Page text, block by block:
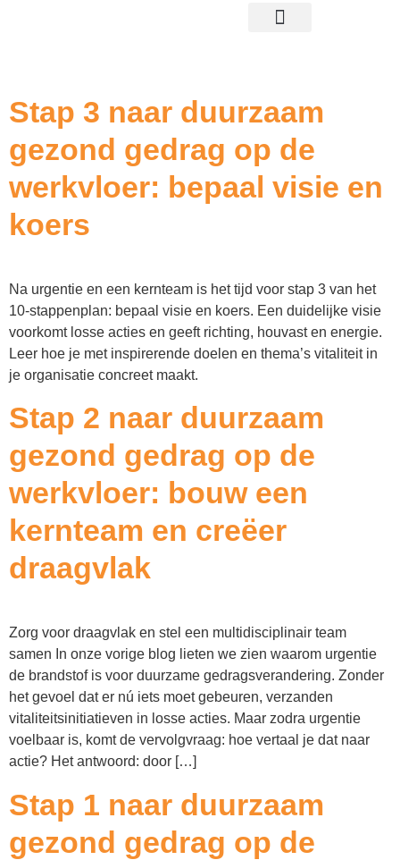
Stap 3 naar duurzaam
gezond gedrag op de
werkvloer: bepaal visie en
koers
Na urgentie en een kernteam is het tijd voor stap 3 van het
10-stappenplan: bepaal visie en koers. Een duidelijke visie
voorkomt losse acties en geeft richting, houvast en energie.
Leer hoe je met inspirerende doelen en thema’s vitaliteit in
je organisatie concreet maakt.
Stap 2 naar duurzaam
gezond gedrag op de
werkvloer: bouw een
kernteam en creëer
draagvlak
Zorg voor draagvlak en stel een multidisciplinair team
samen In onze vorige blog lieten we zien waarom urgentie
de brandstof is voor duurzame gedragsverandering. Zonder
het gevoel dat er nú iets moet gebeuren, verzanden
vitaliteitsinitiatieven in losse acties. Maar zodra urgentie
voelbaar is, komt de vervolgvraag: hoe vertaal je dat naar
actie? Het antwoord: door […]
Stap 1 naar duurzaam
gezond gedrag op de